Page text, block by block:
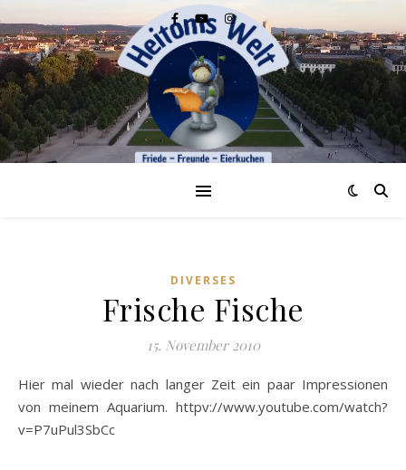
DIVERSES
Frische Fische
15. November 2010
Hier mal wieder nach langer Zeit ein paar Impressionen
von meinem Aquarium. httpv://www.youtube.com/watch?
v=P7uPul3SbCc